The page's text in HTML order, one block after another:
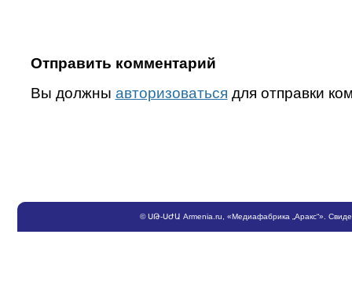
Отправить комментарий
Вы должны авторизоваться для отправки
©ՍԹ-ՍԺԱ Armenia.ru , «Медиафабрика „Аракс“».